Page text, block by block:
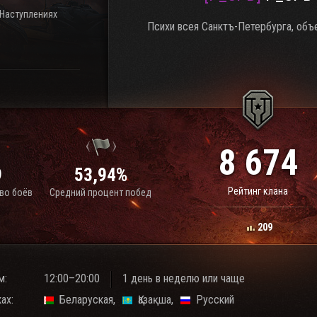
Психи всея Санктъ-Петербурга,
боёв
53,94%
Средний процент побед
8 674
Рейтинг клана
209
12:00–20:00
1 день в неделю или чаще
Беларуская Қазақша Русский